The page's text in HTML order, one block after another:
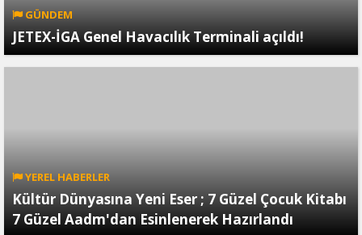
GÜNDEM
JETEX-İGA Genel Havacılık Terminali açıldı!
YEREL HABERLER
Kültür Dünyasına Yeni Eser ; 7 Güzel Çocuk Kitabı
7 Güzel Aadm'dan Esinlenerek Hazırlandı